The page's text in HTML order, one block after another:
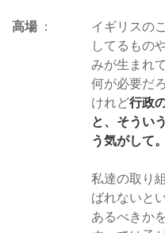
高場
イギリスの
してるもの
みが生まれ
何が必要だ
けれど行政
と、そうい
う気がして。
私達の取り
ばれないと
あるべきか